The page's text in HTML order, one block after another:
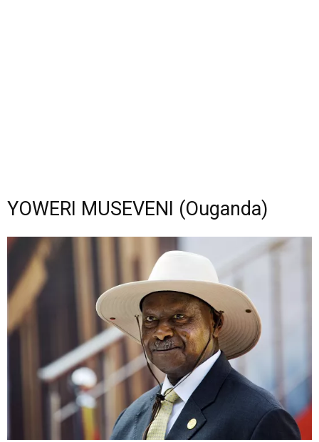
YOWERI MUSEVENI (Ouganda)